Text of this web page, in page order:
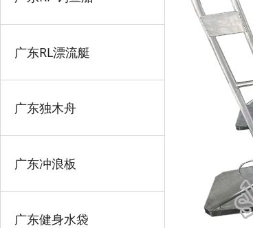
广东RL漂流艇
广东独木舟
广东冲浪板
广东健身水袋